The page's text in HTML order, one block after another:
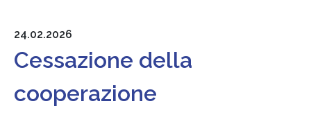
24.02.2026
Cessazione della
cooperazione